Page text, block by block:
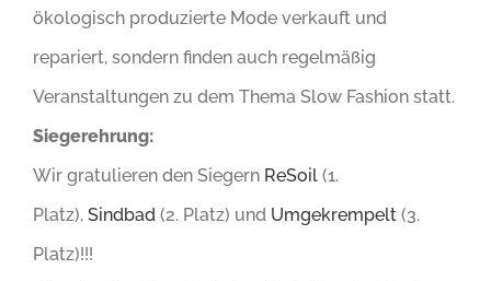
ökologisch produzierte Mode verkauft und
repariert, sondern finden auch regelmäßig
Veranstaltungen zu dem Thema Slow Fashion statt.
Siegerehrung:
Wir gratulieren den Siegern ReSoil (1.
Platz), Sindbad (2. Platz) und Umgekrempelt (3.
Platz)!!!